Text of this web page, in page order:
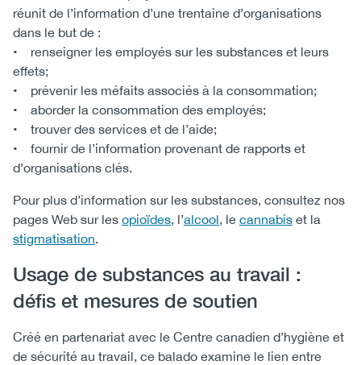
réunit de l’information d’une trentaine d’organisations
dans le but de :
• renseigner les employés sur les substances et leurs
effets;
• prévenir les méfaits associés à la consommation;
• aborder la consommation des employés;
• trouver des services et de l’aide;
• fournir de l’information provenant de rapports et
d’organisations clés.
Pour plus d’information sur les substances, consultez nos
pages Web sur les opioïdes, l’alcool, le cannabis et la
stigmatisation.
Usage de substances au travail :
défis et mesures de soutien
Créé en partenariat avec le Centre canadien d’hygiène et
de sécurité au travail, ce balado examine le lien entre